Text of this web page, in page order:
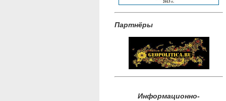
Партнёры
Информационно-